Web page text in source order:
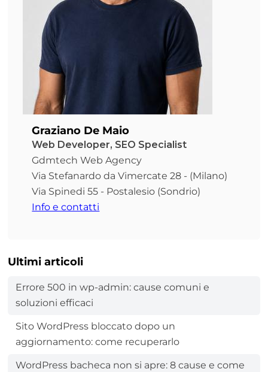
Graziano De Maio
Web Developer, SEO Specialist
Gdmtech Web Agency
Via Stefanardo da Vimercate 28 - (Milano)
Via Spinedi 55 - Postalesio (Sondrio)
Info e contatti
Ultimi articoli
Errore 500 in wp-admin: cause comuni e
soluzioni efficaci
Sito WordPress bloccato dopo un
aggiornamento: come recuperarlo
WordPress bacheca non si apre: 8 cause e come